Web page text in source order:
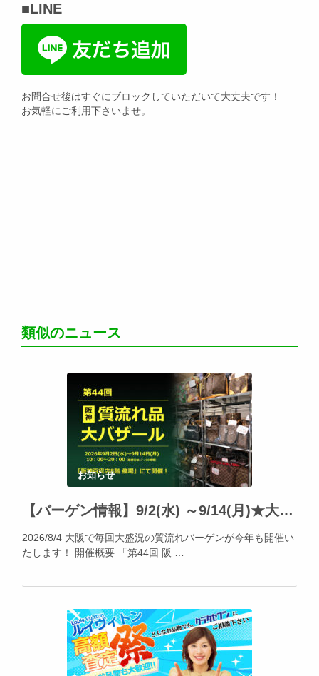
■LINE
お問合せ後はすぐにブロックしていただいて大丈夫です！
お気軽にご利用下さいませ。
類似のニュース
お知らせ
【バーゲン情報】9/2(水) ～9/14(月)★大阪・阪神百貨店にて「阪神の質流れ品大バザール」開催!!
2026/8/4 大阪で毎回大盛況の質流れバーゲンが今年も開催い
たします！ 開催概要 「第44回 阪 …